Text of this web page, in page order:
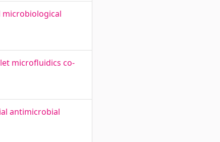
microfluidics co-
antimicrobial